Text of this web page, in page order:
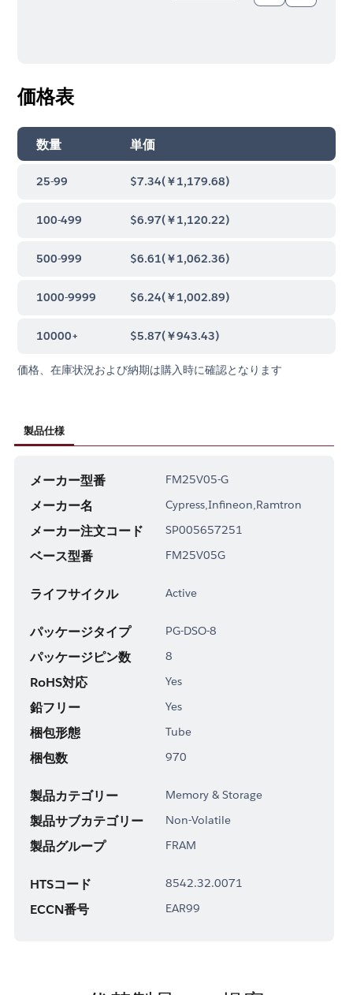
価格表
数量 単価
25-99 $7.34(￥1,179.68)
100-499 $6.97(￥1,120.22)
500-999 $6.61(￥1,062.36)
1000-9999 $6.24(￥1,002.89)
10000+ $5.87(￥943.43)
価格、在庫状況および納期は購入時に確認となります
製品仕様
メーカー型番 FM25V05-G
メーカー名 Cypress,Infineon,Ramtron
メーカー注文コード SP005657251
ベース型番 FM25V05G
ライフサイクル Active
パッケージタイプ PG-DSO-8
パッケージピン数 8
RoHS対応 Yes
鉛フリー Yes
梱包形態 Tube
梱包数 970
製品カテゴリー Memory & Storage
製品サブカテゴリー Non-Volatile
製品グループ FRAM
HTSコード 8542.32.0071
ECCN番号 EAR99